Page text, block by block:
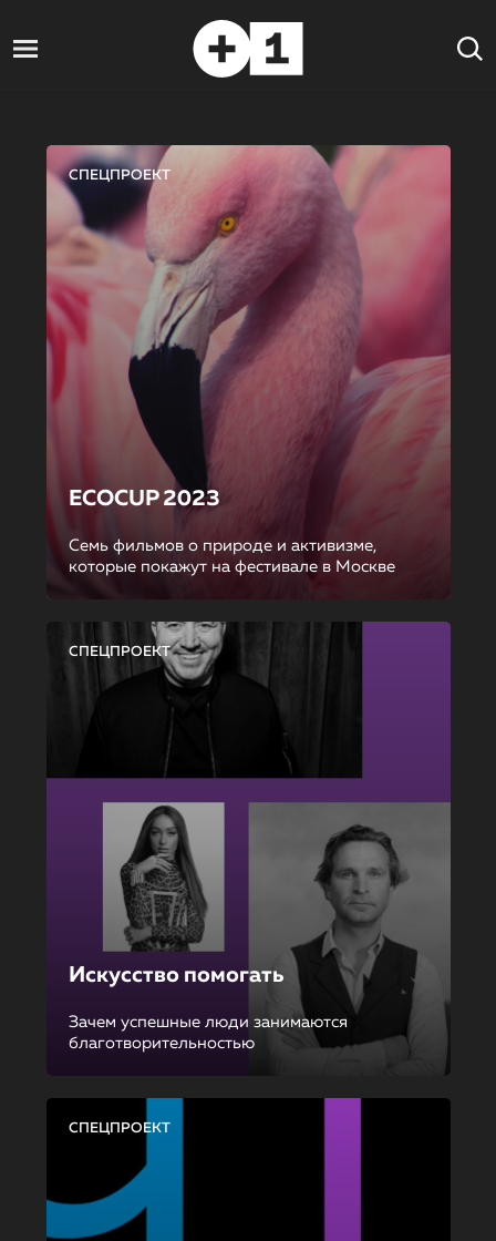
СПЕЦПРОЕКТ
ECOCUP 2023
Семь фильмов о природе и активизме,
которые покажут на фестивале в Москве
СПЕЦПРОЕКТ
Искусство помогать
Зачем успешные люди занимаются
благотворительностью
СПЕЦПРОЕКТ